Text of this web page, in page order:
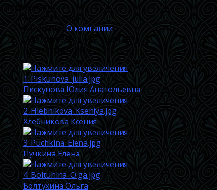
Подробности
Автор: Индиго
Категория:О компании
Опубликовано: 17 апреля 2016
Просмотров: 4961
Пискунова Юлия Анатольевна
Хлебникова Ксения
Пучкина Елена
Болтухина Ольга